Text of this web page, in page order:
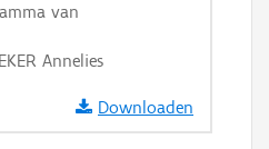
van
Annelies
Downloaden